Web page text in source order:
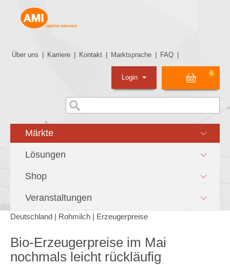
Über uns Karriere Kontakt Marktsprache FAQ
0
Login
Märkte
Lösungen
Shop
Veranstaltungen
Deutschland | Rohmilch | Erzeugerpreise
Bio-Erzeugerpreise im Mai
nochmals leicht rückläufig